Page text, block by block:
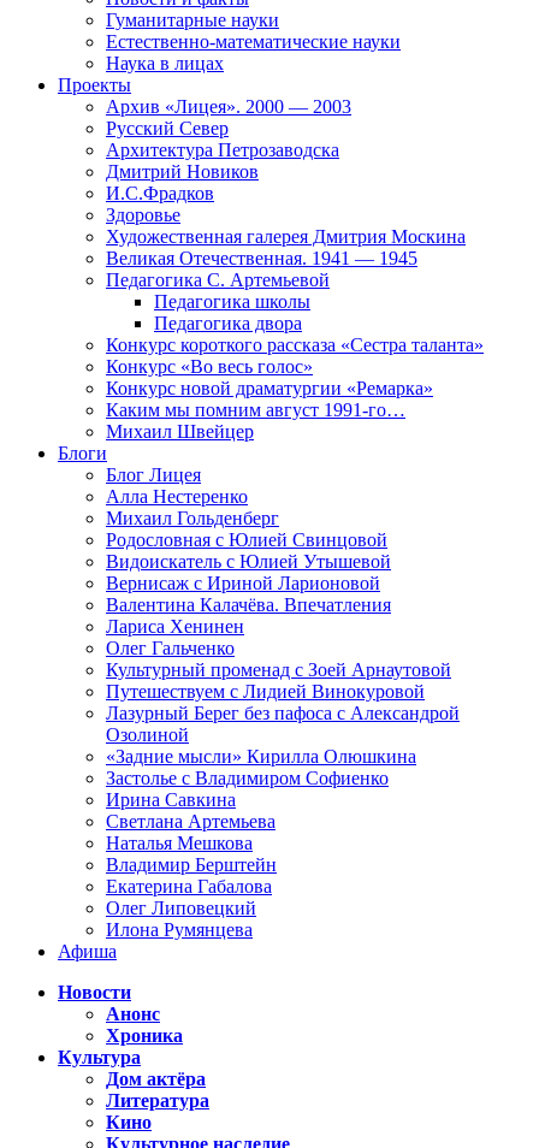
Гуманитарные науки
Естественно-математические науки
Наука в лицах
Проекты
Архив «Лицея». 2000 — 2003
Русский Север
Архитектура Петрозаводска
Дмитрий Новиков
И.С.Фрадков
Здоровье
Художественная галерея Дмитрия Москина
Великая Отечественная. 1941 — 1945
Педагогика С. Артемьевой
Педагогика школы
Педагогика двора
Конкурс короткого рассказа «Сестра таланта»
Конкурс «Во весь голос»
Конкурс новой драматургии «Ремарка»
Каким мы помним август 1991-го…
Михаил Швейцер
Блоги
Блог Лицея
Алла Нестеренко
Михаил Гольденберг
Родословная с Юлией Свинцовой
Видоискатель с Юлией Утышевой
Вернисаж с Ириной Ларионовой
Валентина Калачёва. Впечатления
Лариса Хенинен
Олег Гальченко
Культурный променад с Зоей Арнаутовой
Путешествуем с Лидией Винокуровой
Лазурный Берег без пафоса с Александрой
Озолиной
«Задние мысли» Кирилла Олюшкина
Застолье с Владимиром Софиенко
Ирина Савкина
Светлана Артемьева
Наталья Мешкова
Владимир Берштейн
Екатерина Габалова
Олег Липовецкий
Илона Румянцева
Афиша
Новости
Анонс
Хроника
Культура
Дом актёра
Литература
Кино